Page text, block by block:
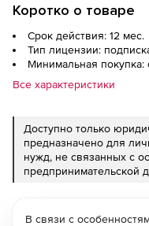
Коротко о товаре
Срок действия: 12 мес.
Тип лицензии:
Минимальная покупка:
Все характеристики
Доступно только
предназначено для
нужд, не связанных с
предпринимательской
В связи с